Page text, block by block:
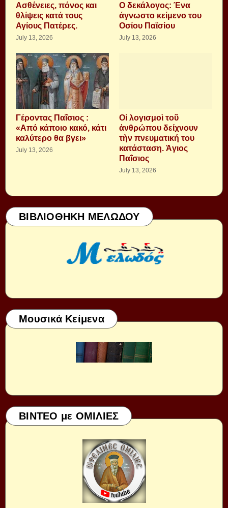
Aσθένειες, πόνος και
θλίψεις κατά τους
Αγίους Πατέρες.
July 13, 2026
Ο δεκάλογος: Ένα
άγνωστο κείμενο του
Οσίου Παϊσίου
July 13, 2026
Γέροντας Παΐσιος :
«Από κάποιο κακό, κάτι
καλύτερο θα βγει»
July 13, 2026
Οἱ λογισμοὶ τοῦ
ἀνθρώπου δείχνουν
τὴν πνευματική του
κατάσταση. Ἁγιος
Παΐσιος
July 13, 2026
ΒΙΒΛΙΟΘΗΚΗ ΜΕΛΩΔΟΥ
Μουσικά Κείμενα
ΒΙΝΤΕΟ με ΟΜΙΛΙΕΣ